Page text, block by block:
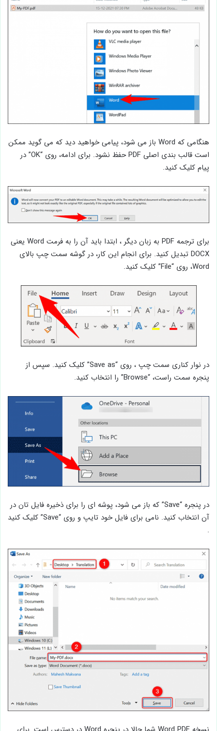
هنگامی که Word باز می شود، پیامی خواهید دید که می گوید ممکن
است قالب بندی اصلی PDF حفظ نشود. برای ادامه، روی “OK” در
پیام کلیک کنید.
برای ترجمه PDF به زبان دیگر ، ابتدا باید آن را به فرمت Word یعنی
DOCX تبدیل کنید. برای انجام این کار، در گوشه سمت چپ بالای
Word، روی “File” کلیک کنید.
در نوار کناری سمت چپ ، روی “Save as” کلیک کنید. سپس از
پنجره سمت راست، “Browse” را انتخاب کنید.
در پنجره “Save” که باز می شود، پوشه ای را برای ذخیره فایل تان در
آن انتخاب کنید. نامی برای فایل خود تایپ و روی “Save” کلیک کنید
.